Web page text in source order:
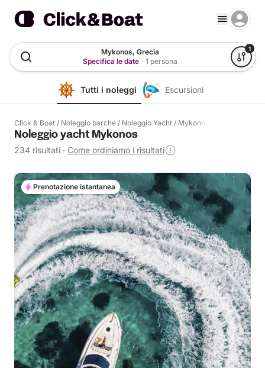
Mykonos, Grecia
Specifica le date · 1 persona
1
Tutti i noleggi Escursioni
Click & Boat / Noleggio barche / Noleggio Yacht / Mykonos
Noleggio yacht Mykonos
234 risultati · Come ordiniamo i risultati
Prenotazione istantanea